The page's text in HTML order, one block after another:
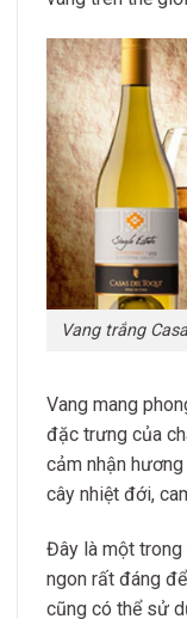
Vang trắng
Vang mang
đặc trưng của
cảm nhận
cây nhiệt đới,
Đây là một trong
ngon rất đáng
cũng có thể sử